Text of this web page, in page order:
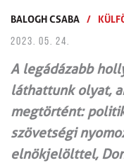
BALOGH CSABA /
2023. 05. 24.
A legádázabb
láthattunk olyat,
megtörtént:
szövetségi
elnökjelölttel,